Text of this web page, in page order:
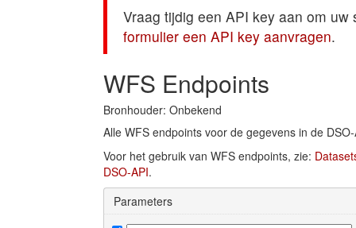
Vraag tijdig een API key aan om
formulier een API key aanvragen.
WFS Endpoints
Bronhouder: Onbekend
Alle WFS endpoints voor de gegevens in de
Voor het gebruik van WFS endpoints, zie:
DSO-API.
Parameters